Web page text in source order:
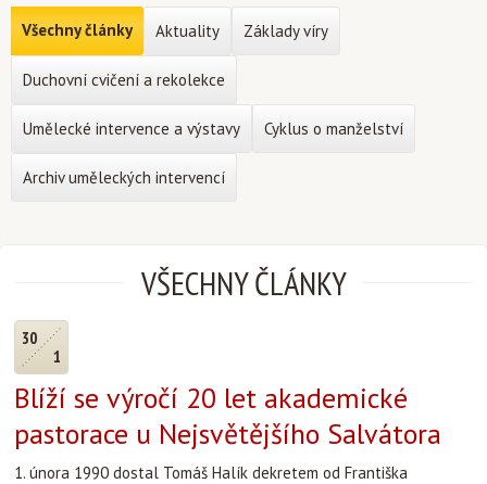
VŠECHNY ČLÁNKY
30
1
Blíží se výročí 20 let akademické
pastorace u Nejsvětějšího Salvátora
1. února 1990 dostal Tomáš Halík dekretem od Františka
Všechny články Aktuality Základy víry
Duchovní cvičení a rekolekce
Umělecké intervence a výstavy Cyklus o manželství
Archiv uměleckých intervencí